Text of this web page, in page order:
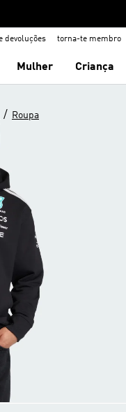
devoluções torna-te membro
Mulher Criança
/ Roupa